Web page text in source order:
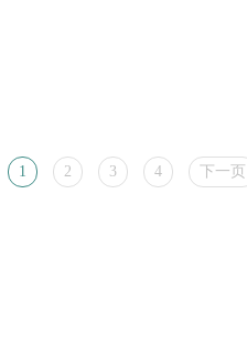
1 2 3 4 下一页